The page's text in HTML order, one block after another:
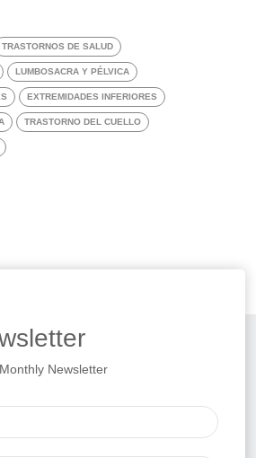
TRASTORNOS DE SALUD
LUMBOSACRA Y PÉLVICA
EXTREMIDADES INFERIORES
TRASTORNO DEL CUELLO
Newsletter